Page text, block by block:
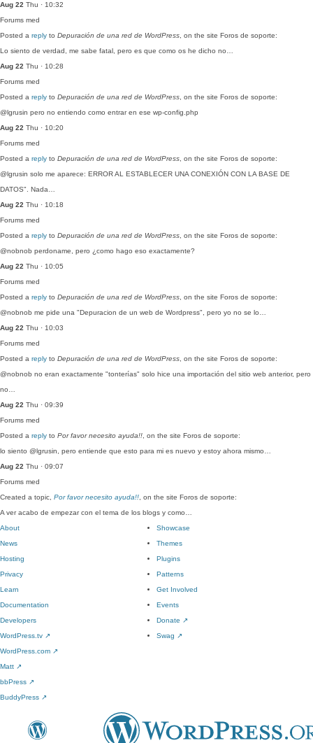
Aug 22 Thu · 10:32
Forums med
Posted a reply to Depuración de una red de WordPress , on the site Foros de soporte:
Lo siento de verdad, me sabe fatal, pero es que como os he dicho no…
Aug 22 Thu · 10:28
Forums med
Posted a reply to Depuración de una red de WordPress , on the site Foros de soporte:
@lgrusin pero no entiendo como entrar en ese wp-config.php
Aug 22 Thu · 10:20
Forums med
Posted a reply to Depuración de una red de WordPress , on the site Foros de soporte:
@lgrusin solo me aparece: ERROR AL ESTABLECER UNA CONEXIÓN CON LA BASE DE
DATOS". Nada…
Aug 22 Thu · 10:18
Forums med
Posted a reply to Depuración de una red de WordPress , on the site Foros de soporte:
@nobnob perdoname, pero ¿como hago eso exactamente?
Aug 22 Thu · 10:05
Forums med
Posted a reply to Depuración de una red de WordPress , on the site Foros de soporte:
@nobnob me pide una "Depuracion de un web de Wordpress", pero yo no se lo…
Aug 22 Thu · 10:03
Forums med
Posted a reply to Depuración de una red de WordPress , on the site Foros de soporte:
@nobnob no eran exactamente "tonterías" solo hice una importación del sitio web anterior, pero
no…
Aug 22 Thu · 09:39
Forums med
Posted a reply to Por favor necesito ayuda!! , on the site Foros de soporte:
lo siento @lgrusin, pero entiende que esto para mi es nuevo y estoy ahora mismo…
Aug 22 Thu · 09:07
Forums med
Created a topic, Por favor necesito ayuda!! , on the site Foros de soporte:
A ver acabo de empezar con el tema de los blogs y como…
About
News
Hosting
Privacy
Showcase
Themes
Plugins
Patterns
Learn
Documentation
Developers
WordPress.tv ↗
Get Involved
Events
Donate ↗
Swag ↗
WordPress.com ↗
Matt ↗
bbPress ↗
BuddyPress ↗